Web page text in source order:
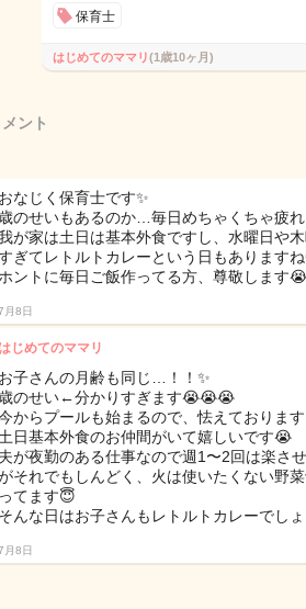
保育士
はじめてのママリ(1歳10ヶ月)
メント
おなじく保育士です✨
歳のせいもあるのか…毎日めちゃくちゃ疲
が家は土日は基本外食ですし、水曜日や
ぎてレトルトカレーという日もあります
ホントに毎日ご飯作ってる方、尊敬します
月8日
はじめてのママリ
お子さんの月齢も同じ…！！✨️
歳のせい←分かりすぎます😭😭😭
からプールも始まるので、怯えております
土日基本外食のお仲間がいて嬉しいです😭
夫が夜勤のある仕事なので週1〜2回は楽さ
それでもしんどく、火は使いたくない野
ってます😇
そんな日はお子さんもレトルトカレーでし
月8日